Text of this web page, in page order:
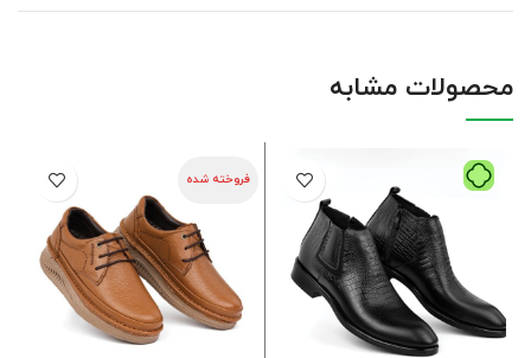
محصولات مشابه
فروخته شده